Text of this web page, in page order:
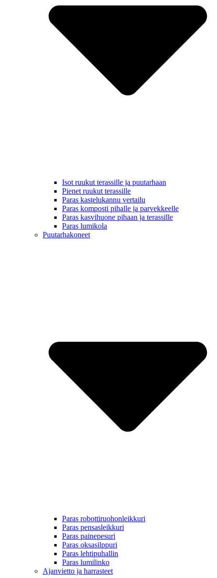
Isot ruukut terassille ja puutarhaan
Pienet ruukut terassille
Paras kastelukannu vertailu
Paras komposti pihalle ja parvekkeelle
Paras kasvihuone pihaan ja terassille
Paras lumikola
Puutarhakoneet
Paras robottiruohonleikkuri
Paras pensasleikkuri
Paras painepesuri
Paras oksasilppuri
Paras lehtipuhallin
Paras lumilinko
Ajanvietto ja harrasteet